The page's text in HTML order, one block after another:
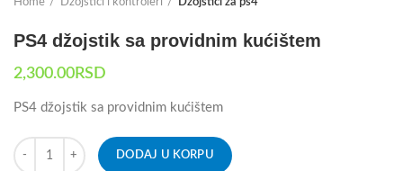
Home Džojstici i kontroleri Džojstici za ps4
PS4 džojstik sa providnim kućištem
2,300.00RSD
PS4 džojstik sa providnim kućištem
DODAJ U KORPU